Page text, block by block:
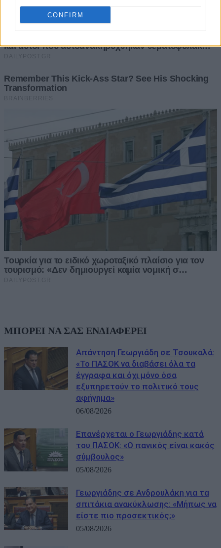
CONFIRM
ΜΠΟΡΕΙ ΝΑ ΣΑΣ ΕΝΔΙΑΦΕΡΕΙ
Απάντηση Γεωργιάδη σε Τσουκαλά:
«Το ΠΑΣΟΚ να διαβάσει όλα τα
έγγραφα και όχι μόνο όσα
εξυπηρετούν το πολιτικό τους
αφήγημα»
06/08/2026
Επανέρχεται ο Γεωργιάδης κατά
του ΠΑΣΟΚ: «Ο πανικός είναι κακός
σύμβουλος»
05/08/2026
Γεωργιάδης σε Ανδρουλάκη για τα
σπιτάκια ανακύκλωσης: «Μήπως να
είστε πιο προσεκτικός;»
05/08/2026